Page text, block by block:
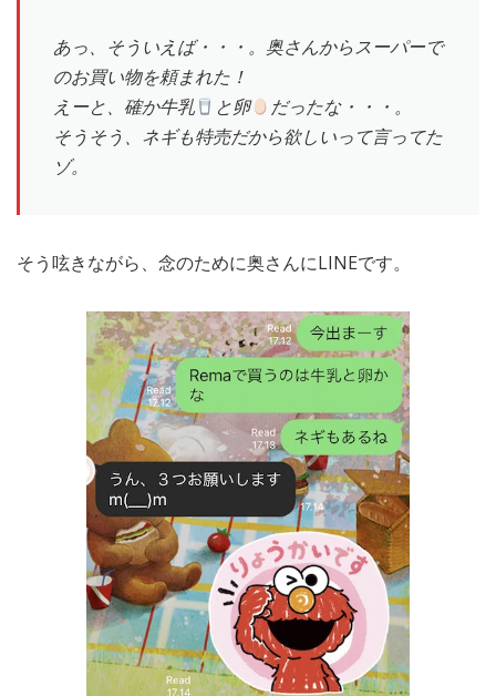
あっ、そういえば・・・。奥さんからスーパーで
のお買い物を頼まれた！
えーと、確か牛乳
と卵
だったな・・・。
そうそう、ネギも特売だから欲しいって言ってた
ゾ。
そう呟きながら、念のために奥さんにLINEです。